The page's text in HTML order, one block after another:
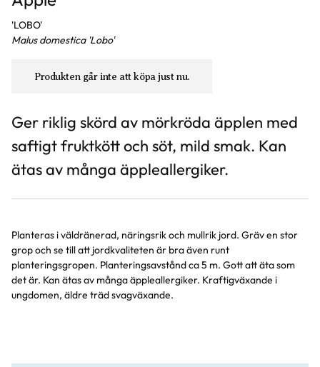
'LOBO'
Malus domestica 'Lobo'
Produkten går inte att köpa just nu.
Ger riklig skörd av mörkröda äpplen med
saftigt fruktkött och söt, mild smak. Kan
ätas av många äppleallergiker.
Planteras i väldränerad, näringsrik och mullrik jord. Gräv en stor
grop och se till att jordkvaliteten är bra även runt
planteringsgropen. Planteringsavstånd ca 5 m. Gott att äta som
det är. Kan ätas av många äppleallergiker. Kraftigväxande i
ungdomen, äldre träd svagväxande.